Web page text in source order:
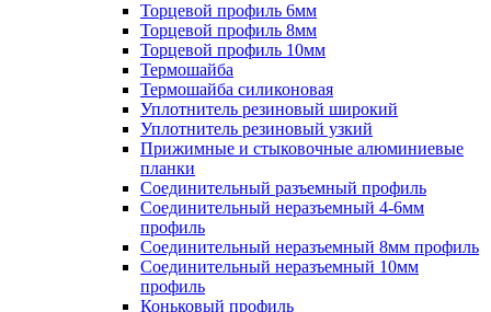
Торцевой профиль 6мм
Торцевой профиль 8мм
Торцевой профиль 10мм
Термошайба
Термошайба силиконовая
Уплотнитель резиновый широкий
Уплотнитель резиновый узкий
Прижимные и стыковочные алюминиевые
планки
Соединительный разъемный профиль
Соединительный неразъемный 4-6мм
профиль
Соединительный неразъемный 8мм профиль
Соединительный неразъемный 10мм
профиль
Коньковый профиль